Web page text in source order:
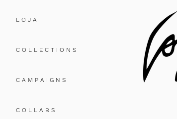
L O J A
C O L L E C T I O N S
C A M P A I G N S
C O L L A B S